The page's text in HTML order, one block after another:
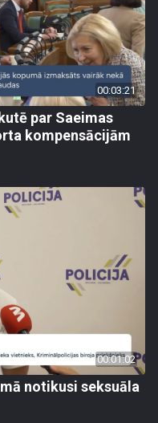
00:03:21
par Saeimas
kompensācijām
00:01:02
notikusi seksuāla